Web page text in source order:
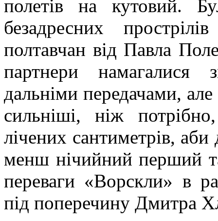
полетів на кутовий.
безадресних
полтавчан від Павла
партнери намагалися
дальніми передачами,
сильніші, ніж
лічених сантиметрів,
менш нічийний перший
переваги «Ворскли» в
під поперечину Дмитра